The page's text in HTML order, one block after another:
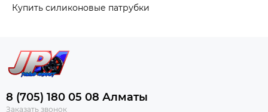
Купить силиконовые патрубки
8 (705) 180 05 08 Алматы
Заказать звонок